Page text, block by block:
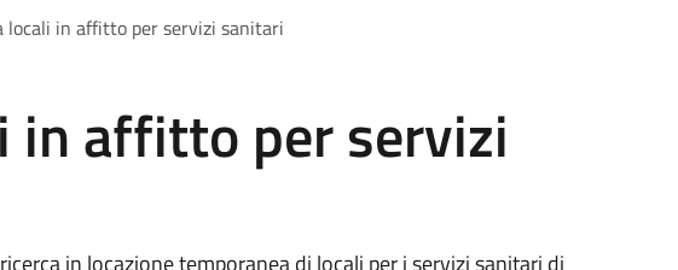
locali in affitto per servizi sanitari
in affitto per servizi
in locazione temporanea di locali per i servizi sanitari di